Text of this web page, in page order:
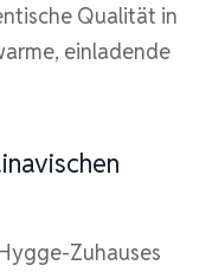
Qualität in
einladende
Zuhauses